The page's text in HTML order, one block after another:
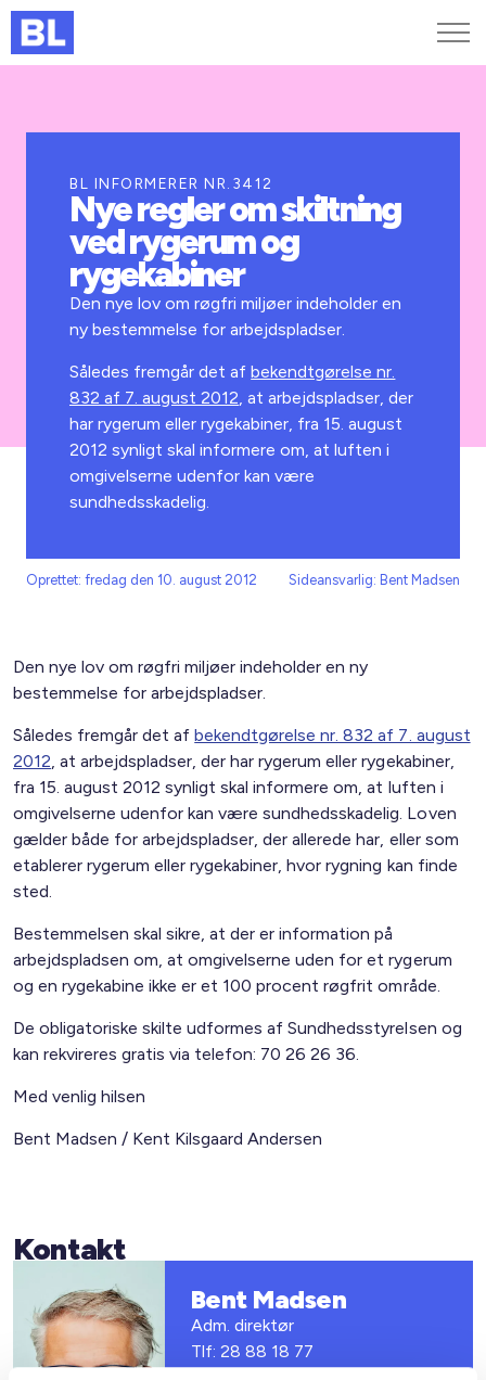
Kurser og arrangementer
Jobportalen
BL INFORMERER NR.3412
Nye regler om skiltning
ved rygerum og
rygekabiner
Den nye lov om røgfri miljøer indeholder en
ny bestemmelse for arbejdspladser.
Således fremgår det afbekendtgørelse nr.
832 af 7. august 2012, at arbejdspladser, der
har rygerum eller rygekabiner, fra 15. august
2012 synligt skal informere om, at luften i
omgivelserne udenfor kan være
sundhedsskadelig.
Oprettet: fredag den 10. august 2012 Sideansvarlig: Bent Madsen
Den nye lov om røgfri miljøer indeholder en ny
bestemmelse for arbejdspladser.
Således fremgår det afbekendtgørelse nr. 832 af 7. august
2012, at arbejdspladser, der har rygerum eller rygekabiner,
fra 15. august 2012 synligt skal informere om, at luften i
omgivelserne udenfor kan være sundhedsskadelig. Loven
gælder både for arbejdspladser, der allerede har, eller som
etablerer rygerum eller rygekabiner, hvor rygning kan finde
sted.
Bestemmelsen skal sikre, at der er information på
arbejdspladsen om, at omgivelserne uden for et rygerum
og en rygekabine ikke er et 100 procent røgfrit område.
De obligatoriske skilte udformes af Sundhedsstyrelsen og
kan rekvireres gratis via telefon: 70 26 26 36.
Med venlig hilsen
Bent Madsen / Kent Kilsgaard Andersen
Kontakt
Bent Madsen
Adm. direktør
Tlf: 28 88 18 77